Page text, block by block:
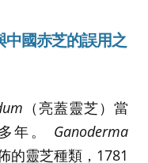
中國赤芝的誤用之
（亮蓋靈芝）當
年。 Ganoderma
的靈芝種類，1781